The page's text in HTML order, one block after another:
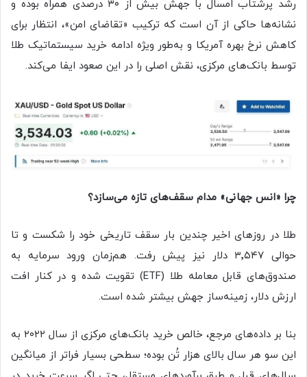
رشد پرشتاب امسال با جهش بیش از ۳۰ درصدی همراه بوده و
نشانه‌ها حاکی از آن است که ترکیب «تقاضای امن»، انتظار برای
کاهش نرخ بهره آمریکا و به‌طور ویژه ادامه خرید سیستماتیک طلا
توسط بانک‌های مرکزی، نقش اصلی را در این صعود ایفا می‌کند.
چرا «انس جهانی» مدام سقف‌های تازه می‌سازد؟
طلا در روزهای اخیر چندین بار سقف تاریخی خود را شکست و تا
حوالی ۳٬۵۴۷ دلار نیز پیش رفت. هم‌زمان ورود سرمایه به
صندوق‌های قابل معامله طلا (ETF) تقویت شده و در کنار افت
ارزش دلار، زمینه‌ساز جهش بیشتر شده است.
بنا بر داده‌های مرجع، خالص خرید بانک‌های مرکزی از سال ۲۰۲۲ به
این سو هر سال بالای هزار تُن بوده؛ سطحی بسیار فراتر از میانگین